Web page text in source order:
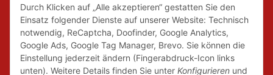
Durch Klicken auf „Alle akzeptieren“ gestatten Sie den
Einsatz folgender Dienste auf unserer Website: Technisch
notwendig, ReCaptcha, Doofinder, Google Analytics,
Google Ads, Google Tag Manager, Brevo. Sie können die
Einstellung jederzeit ändern (Fingerabdruck-Icon links
unten). Weitere Details finden Sie unter Konfigurieren und
Wir tragen Verantwortung und erfüllen unsere
Pflichten zur Systembeteiligung nach dem
Verpackungsgesetz.